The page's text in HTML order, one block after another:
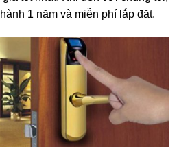
1 năm và miễn phí lắp đặt.